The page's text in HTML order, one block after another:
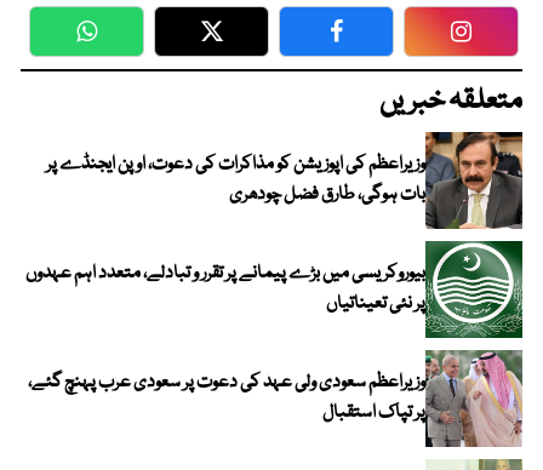
WhatsApp Twitter Facebook
متعلقہ خبریں
وزیراعظم کی اپوزیشن کو مذاکرات کی دعوت، اوپن ایجنڈے پر
بات ہوگی، طارق فضل چودھری
بیوروکریسی میں بڑے پیمانے پر تقرر و تبادلے، متعدد اہم عہدوں
پر نئی تعیناتیاں
وزیراعظم سعودی ولی عہد کی دعوت پر سعودی عرب پہنچ گئے،
پر تپاک استقبال